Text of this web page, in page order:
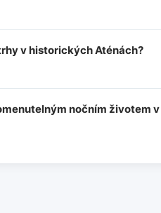
v historických Aténách?
nočním životem v